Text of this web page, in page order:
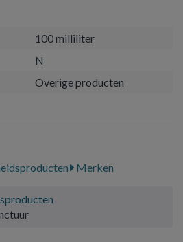
100 milliliter
N
Overige producten
Merken